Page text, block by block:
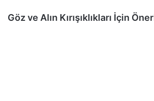
Göz ve Alın Kırışıklıkları İçin